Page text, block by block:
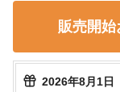
販売開
2026年8月1日